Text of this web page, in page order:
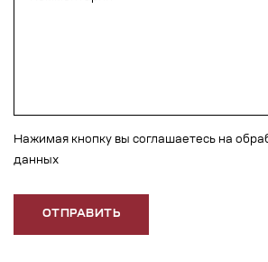
Нажимая кнопку вы соглашаетесь на
данных
ОТПРАВИТЬ